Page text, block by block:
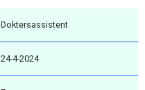
Doktersassistent
24-4-2024